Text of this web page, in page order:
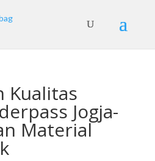
Kualitas
Jogja-
Material